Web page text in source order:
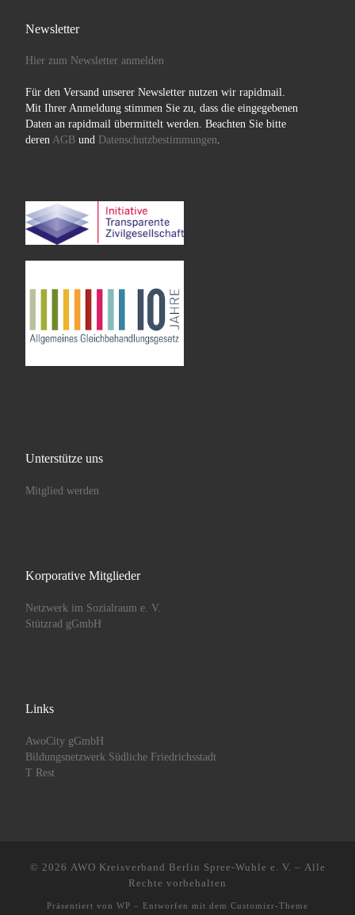
Newsletter
Hier zum Newsletter anmelden
Für den Versand unserer Newsletter nutzen wir rapidmail.
Mit Ihrer Anmeldung stimmen Sie zu, dass die eingegebenen
Daten an rapidmail übermittelt werden. Beachten Sie bitte
deren AGBund Datenschutzbestimmungen
Unterstütze uns
Mitglied werden
Korporative Mitglieder
Netzwerk im Sozialraum e. V.
Stützrad gGmbH
Links
AwoCity gGmbH
Bildungsnetzwerk Südliche Friedrichsstadt
T Rest
© 2026 AWO Kreisverband Berlin Spree-Wuhle e. V. – Alle
Rechte vorbehalten
Präsentiert von WP – Entworfen mit dem Customizr-Theme